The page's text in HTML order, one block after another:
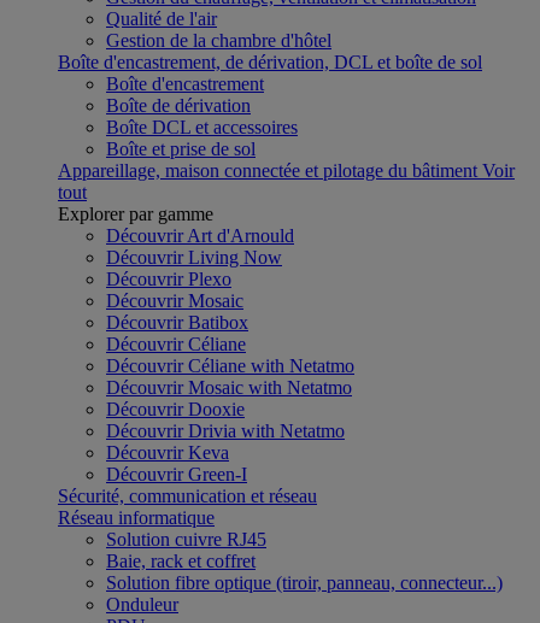
Qualité de l'air
Gestion de la chambre d'hôtel
Boîte d'encastrement, de dérivation, DCL et boîte de sol
Boîte d'encastrement
Boîte de dérivation
Boîte DCL et accessoires
Boîte et prise de sol
Appareillage, maison connectée et pilotage du bâtiment Voir
tout
Explorer par gamme
Découvrir Art d'Arnould
Découvrir Living Now
Découvrir Plexo
Découvrir Mosaic
Découvrir Batibox
Découvrir Céliane
Découvrir Céliane with Netatmo
Découvrir Mosaic with Netatmo
Découvrir Dooxie
Découvrir Drivia with Netatmo
Découvrir Keva
Découvrir Green-I
Sécurité, communication et réseau
Réseau informatique
Solution cuivre RJ45
Baie, rack et coffret
Solution fibre optique (tiroir, panneau, connecteur...)
Onduleur